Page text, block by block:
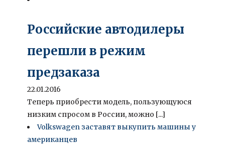
Российские автодилеры
перешли в режим
предзаказа
22.01.2016
Теперь приобрести модель, пользующуюся
низким спросом в России, можно [...]
Volkswagen заставят выкупить машины у
американцев